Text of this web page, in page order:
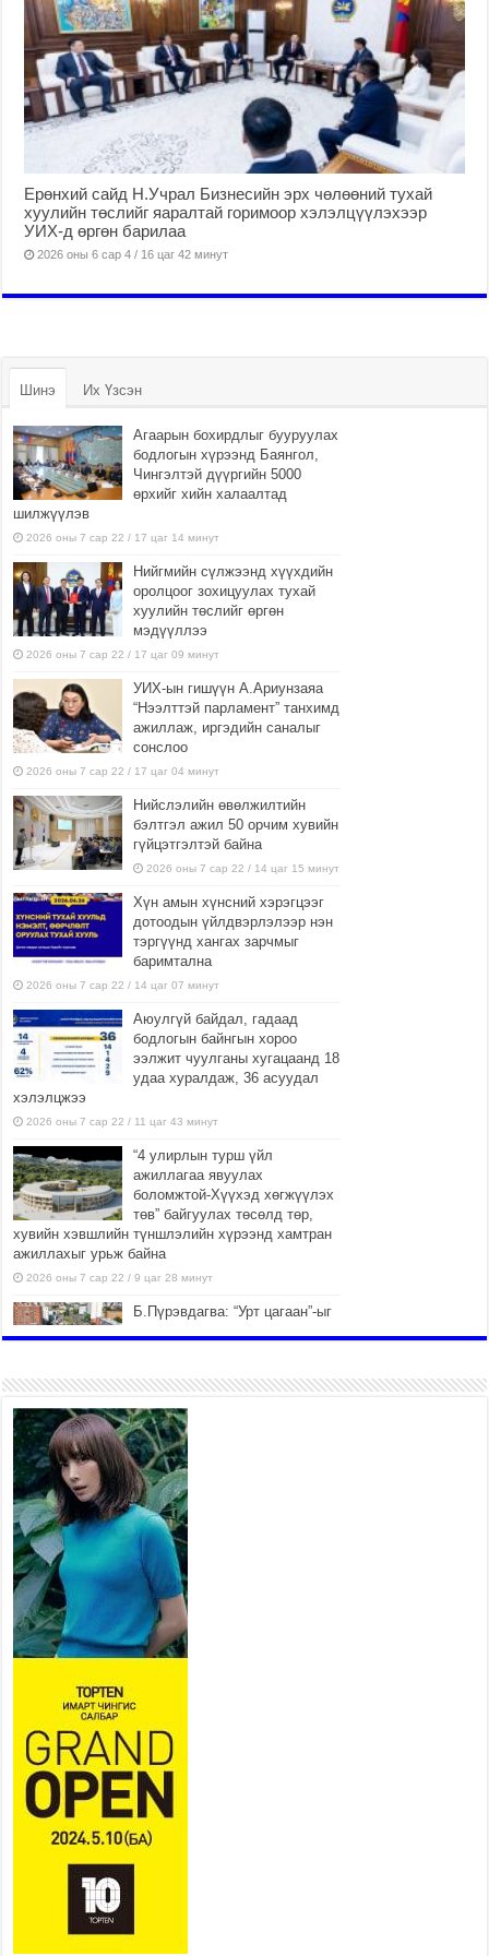
Ерөнхий сайд Н.Учрал Бизнесийн эрх чөлөөний тухай
хуулийн төслийг яаралтай горимоор хэлэлцүүлэхээр
УИХ-д өргөн барилаа
2026 оны 6 сар 4 / 16 цаг 42 минут
Шинэ Их Үзсэн
Агаарын бохирдлыг бууруулах
бодлогын хүрээнд Баянгол,
Чингэлтэй дүүргийн 5000
өрхийг хийн халаалтад
шилжүүлэв
2026 оны 7 сар 22 / 17 цаг 14 минут
Нийгмийн сүлжээнд хүүхдийн
оролцоог зохицуулах тухай
хуулийн төслийг өргөн
мэдүүллээ
2026 оны 7 сар 22 / 17 цаг 09 минут
УИХ-ын гишүүн А.Ариунзаяа
“Нээлттэй парламент” танхимд
ажиллаж, иргэдийн саналыг
сонслоо
2026 оны 7 сар 22 / 17 цаг 04 минут
Нийслэлийн өвөлжилтийн
бэлтгэл ажил 50 орчим хувийн
гүйцэтгэлтэй байна
2026 оны 7 сар 22 / 14 цаг 15 минут
Хүн амын хүнсний хэрэгцээг
дотоодын үйлдвэрлэлээр нэн
тэргүүнд хангах зарчмыг
баримтална
2026 оны 7 сар 22 / 14 цаг 07 минут
Аюулгүй байдал, гадаад
бодлогын байнгын хороо
ээлжит чуулганы хугацаанд 18
удаа хуралдаж, 36 асуудал
хэлэлцжээ
2026 оны 7 сар 22 / 11 цаг 43 минут
“4 улирлын турш үйл
ажиллагаа явуулах
боломжтой-Хүүхэд хөгжүүлэх
төв” байгуулах төсөлд төр,
хувийн хэвшлийн түншлэлийн хүрээнд хамтран
ажиллахыг урьж байна
2026 оны 7 сар 22 / 9 цаг 28 минут
Б.Пүрэвдагва: “Урт цагаан”-ыг
2026 оны 7 сар 21 / 16 цаг 47 минут
Тусгай замын автобус /BRT/
төслийн удирдах хорооны
ээлжит хуралдаан боллоо
2026 оны 7 сар 21 / 16 цаг 43 минут
Ерөнхий сайд Н.Учрал БНХАУ-
аас Монгол Улсад суугаа
Элчин сайд Шэнь
Миньжюанийг хүлээн авч
уулзав
2026 оны 7 сар 21 / 16 цаг 39 минут
БҮГД НАЙРАМДАХ ТАЖИКИСТАН УЛСТАЙ
ЭДИЙН ЗАСГИЙН ХАМТЫН АЖИЛЛАГААГ
ӨРГӨЖҮҮЛНЭ
2026 оны 7 сар 21 / 16 цаг 34 минут
26,992 суралцагч хотхоны бага сургуульд, 8100
суралцагч төрөлжсөн ахлах сургуульд
суралцана
2026 оны 7 сар 21 / 13 цаг 43 минут
тээврийн зохицуулалт, сургууль, цэцэрлэг, зах,
худалдааны төвийн ажиллах хуваарийг гаргаж,
иргэдэд мэдээлэхийг үүрэг болголоо
2026 оны 7 сар 21 / 11 цаг 59 минут